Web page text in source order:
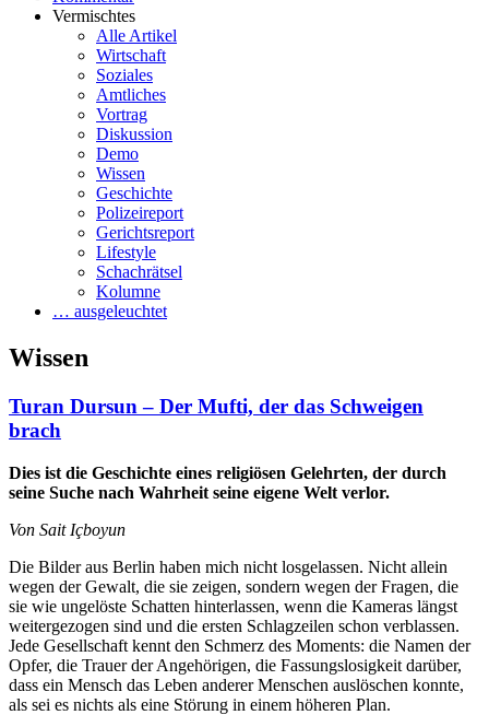
Vermischtes
Alle Artikel
Wirtschaft
Soziales
Amtliches
Vortrag
Diskussion
Demo
Wissen
Geschichte
Polizeireport
Gerichtsreport
Lifestyle
Schachrätsel
Kolumne
… ausgeleuchtet
Wissen
Turan Dursun – Der Mufti, der das Schweigen
brach
Dies ist die Geschichte eines religiösen Gelehrten, der durch
seine Suche nach Wahrheit seine eigene Welt verlor.
Von Sait Içboyun
Die Bilder aus Berlin haben mich nicht losgelassen. Nicht allein
wegen der Gewalt, die sie zeigen, sondern wegen der Fragen, die
sie wie ungelöste Schatten hinterlassen, wenn die Kameras längst
weiter­gezogen sind und die ersten Schlagzeilen schon verblassen.
Jede Gesellschaft kennt den Schmerz des Moments: die Namen der
Opfer, die Trauer der Angehörigen, die Fassungs­losigkeit darüber,
dass ein Mensch das Leben anderer Menschen auslöschen konnte,
als sei es nichts als eine Störung in einem höheren Plan.